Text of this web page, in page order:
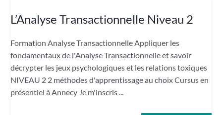
L’Analyse Transactionnelle Niveau 2
Formation Analyse Transactionnelle Appliquer les
fondamentaux de l'Analyse Transactionnelle et savoir
décrypter les jeux psychologiques et les relations toxiques
NIVEAU 2 2 méthodes d'apprentissage au choix Cursus en
présentiel à Annecy Je m'inscris ...